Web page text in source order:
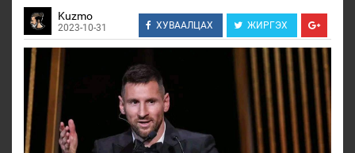
Kuzmo
2023-10-31 ХУВААЛЦАХ ЖИРГЭХ